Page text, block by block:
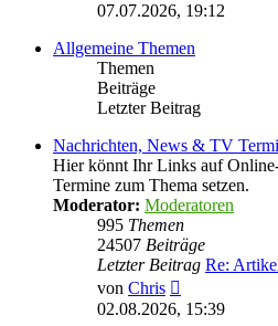
07.07.2026, 19:12
Allgemeine Themen
Themen
Beiträge
Letzter Beitrag
Nachrichten, News & TV
Hier könnt Ihr Links auf
Termine zum Thema setzen.
Moderator: Moderatoren
995 Themen
24507 Beiträge
Letzter Beitrag Re:
von Chris
Beitrag
02.08.2026, 15:39